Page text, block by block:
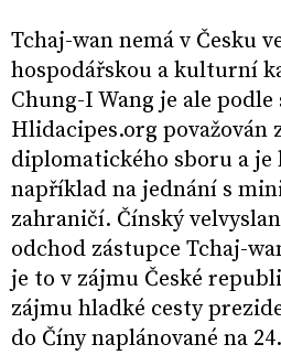
Tchaj-wan nemá v Česku
hospodářskou a kulturní
Chung-I Wang je ale
Hlidacipes.org považován
diplomatického sboru a je
například na jednání s
zahraničí. Čínský
odchod zástupce Tchaj-
je to v zájmu České
zájmu hladké cesty
do Číny naplánované na